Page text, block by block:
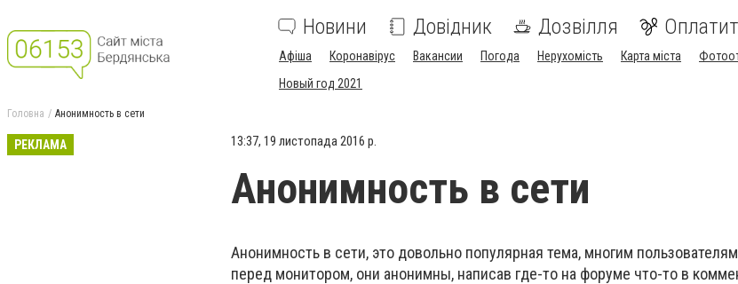
Новини Довідник Дозвілля
Афіша Коронавірус Вакансии Погода Нерухомість Карта міста
Новый год 2021
Головна Анонимность в сети
РЕКЛАМА 13:37, 19 листопада 2016 р.
Анонимность в сети
Анонимность в сети, это довольно популярная тема, многим
перед монитором, они анонимны, написав где-то на форуме что-то в